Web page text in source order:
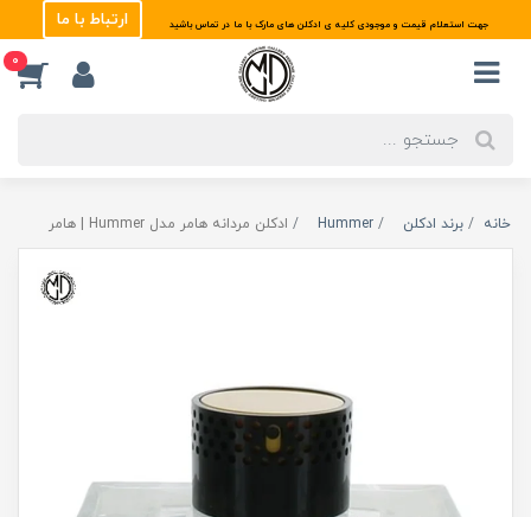
جهت استعلام قیمت و موجودی کلیه ی ادکلن های مارک با ما در تماس باشید ارتباط با ما
0
خانه برند ادکلن Hummer ادکلن مردانه هامر مدل Hummer | هامر